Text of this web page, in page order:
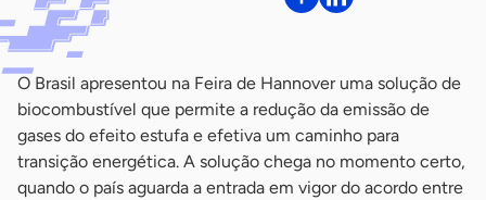
O Brasil apresentou na Feira de Hannover uma solução de
biocombustível que permite a redução da emissão de
gases do efeito estufa e efetiva um caminho para
transição energética. A solução chega no momento certo,
quando o país aguarda a entrada em vigor do acordo entre